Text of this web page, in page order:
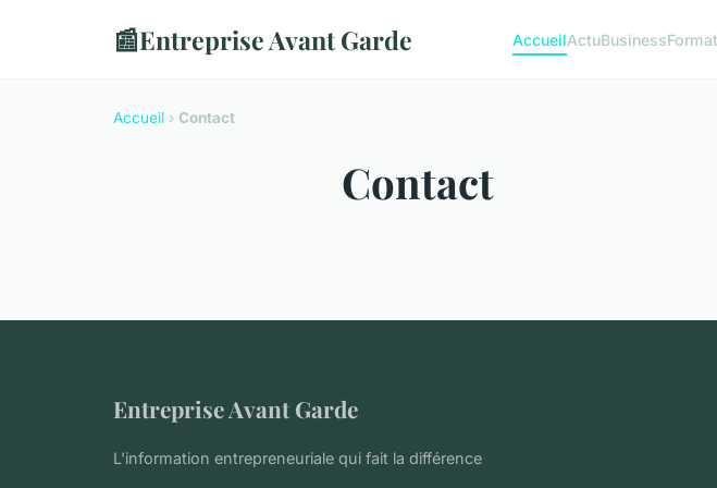
📰Entreprise Avant Garde AccueilActuBusiness
Accueil › Contact
Contact
Entreprise Avant Garde
L'information entrepreneuriale qui fait la différence